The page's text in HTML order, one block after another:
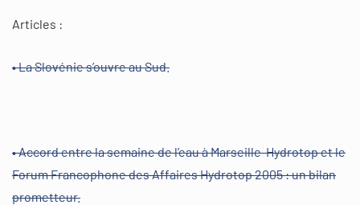
Articles :
• La Slovénie s’ouvre au Sud.
• Accord entre la semaine de l’eau à Marseille-Hydrotop et le
Forum Francophone des Affaires Hydrotop 2005 : un bilan
prometteur.